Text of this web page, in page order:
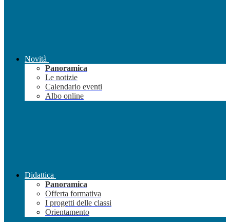
Novità
Panoramica
Le notizie
Calendario eventi
Albo online
Didattica
Panoramica
Offerta formativa
I progetti delle classi
Orientamento